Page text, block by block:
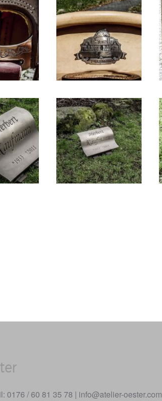
0176 / 60 81 35 78 | info@atelier-oester.com